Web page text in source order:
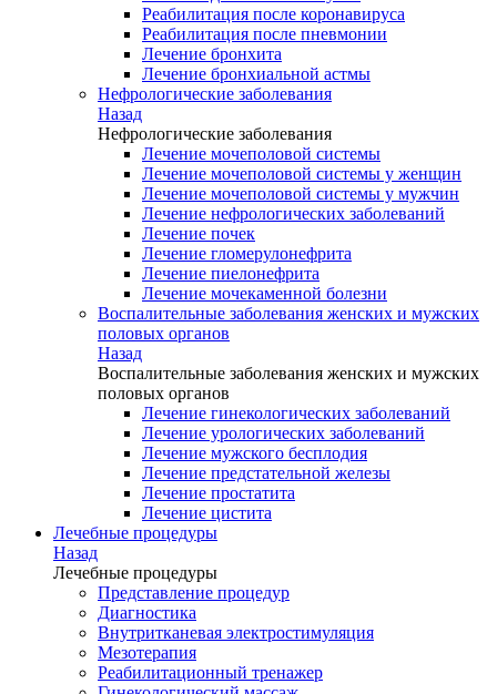
Реабилитация после коронавируса
Реабилитация после пневмонии
Лечение бронхита
Лечение бронхиальной астмы
Нефрологические заболевания
Назад
Нефрологические заболевания
Лечение мочеполовой системы
Лечение мочеполовой системы у женщин
Лечение мочеполовой системы у мужчин
Лечение нефрологических заболеваний
Лечение почек
Лечение гломерулонефрита
Лечение пиелонефрита
Лечение мочекаменной болезни
Воспалительные заболевания женских и мужских
половых органов
Назад
Воспалительные заболевания женских и мужских
половых органов
Лечение гинекологических заболеваний
Лечение урологических заболеваний
Лечение мужского бесплодия
Лечение предстательной железы
Лечение простатита
Лечение цистита
Лечебные процедуры
Назад
Лечебные процедуры
Представление процедур
Диагностика
Внутритканевая электростимуляция
Мезотерапия
Реабилитационный тренажер